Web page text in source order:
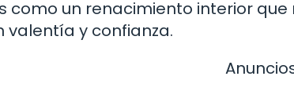
como un renacimiento interior
valentía y confianza.